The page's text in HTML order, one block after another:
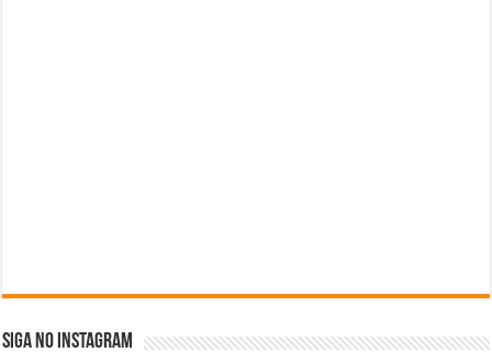
SIGA NO INSTAGRAM